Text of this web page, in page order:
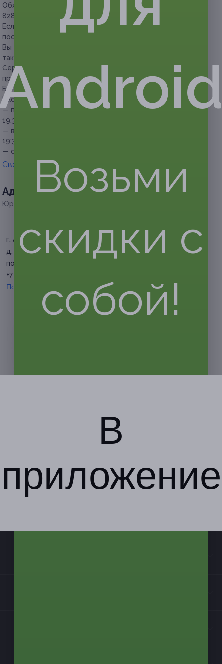
Обязательна предварительная запись по телефону +7 (937)
828-84-87.
Если вы пришли на занятие без записи, то вы сможете
посетить его только при наличии свободных мест.
Вы можете предъявить сертификат как в распечатанном,
так и в электронном виде.
Сертификат не распространяется на другие специальные
предложения центра.
Бонус!Скидка 15% при покупке следующего абонемента.
Расписание:
— пн. ср. пт. 9:30 — йога и йогатерапия, 17:45 — йога,
19:30 — йогатерапия;
— вт. чт. 9:30 — йога и йогатерапия, 17:45 — йогатерапия,
19:30 — йога;
— сб. вс. 9:30 — йога.
Свернуть
Адресa
Юридическая информация о партнёре
г. Астрахань, ул. Свердлова,
д. 15, 4 этаж
по расписанию
+7 (937) 828-84-87
Показать номер телефона
Возьми
скидки с
собой!
В
приложение